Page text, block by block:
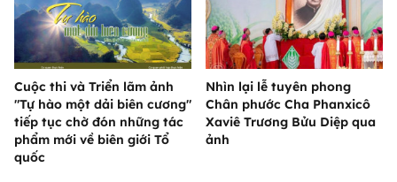
Cuộc thi và Triển lãm ảnh
"Tự hào một dải biên cương"
tiếp tục chờ đón những tác
phẩm mới về biên giới Tổ
quốc
Nhìn lại lễ tuyên phong
Chân phước Cha Phanxicô
Xaviê Trương Bửu Diệp qua
ảnh